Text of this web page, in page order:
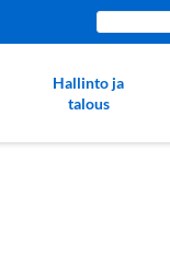
sivustolta:
Hallinto ja
talous